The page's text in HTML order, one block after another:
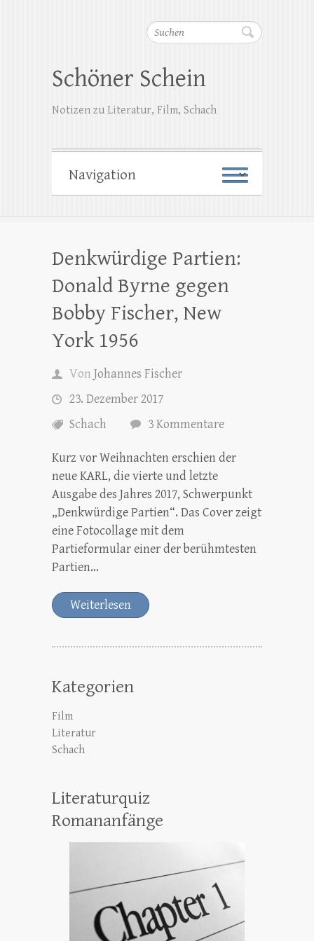
Suchen
Schöner Schein
Notizen zu Literatur, Film, Schach
Denkwürdige Partien:
Donald Byrne gegen
Bobby Fischer, New
York 1956
Von Johannes Fischer
23. Dezember 2017
Schach
3 Kommentare
Kurz vor Weihnachten erschien der
neue KARL, die vierte und letzte
Ausgabe des Jahres 2017, Schwerpunkt
„Denkwürdige Partien“. Das Cover zeigt
eine Fotocollage mit dem
Partieformular einer der berühmtesten
Partien…
Weiterlesen
Kategorien
Film
Literatur
Schach
Literaturquiz
Romananfänge